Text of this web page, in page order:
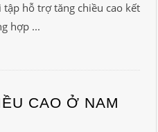
hỗ trợ tăng chiều cao kết
hợp ...
CAO Ở NAM